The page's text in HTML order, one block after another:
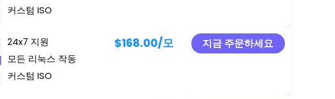
커스텀 ISO
24x7 지원
모든 리눅스 작동
커스텀 ISO
$168.00/모 지금 주문하세요